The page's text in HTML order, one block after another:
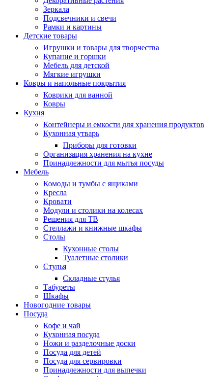
Зеркала
Подсвечники и свечи
Рамки и картины
Детские товары
Игрушки и товары для творчества
Купание и горшки
Мебель для детской
Мягкие игрушки
Ковры и напольные покрытия
Коврики для ванной
Ковры
Кухня
Контейнеры и емкости для хранения продуктов
Кухонная утварь
Приборы для готовки
Организация хранения на кухне
Принадлежности для мытья посуды
Мебель
Комоды и тумбы с ящиками
Кресла
Кровати
Модули и столики на колесах
Решения для ТВ
Стеллажи и книжные шкафы
Столы
Кухонные столы
Туалетные столики
Стулья
Складные стулья
Табуреты
Шкафы
Новогодние товары
Посуда
Кофе и чай
Кухонная посуда
Ножи и разделочные доски
Посуда для детей
Посуда для сервировки
Принадлежности для выпечки